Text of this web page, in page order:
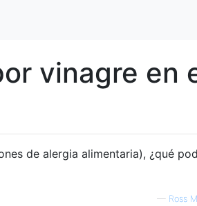
vinagre en
de alergia alimentaria), ¿qué
— Ross